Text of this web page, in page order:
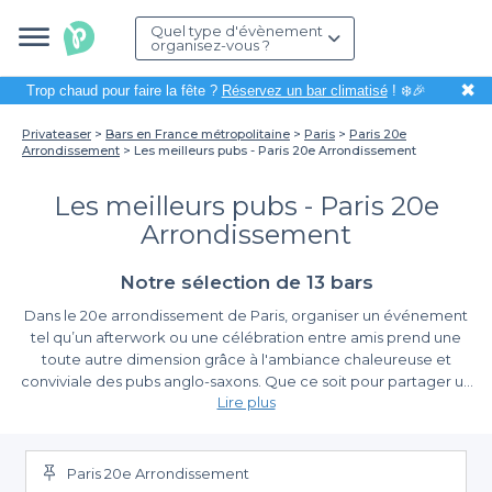
Quel type d'évènement
organisez-vous ?
Trop chaud pour faire la fête ? Réservez un bar climatisé! ❄️🎉 ✖
Privateaser Bars en France métropolitaine Paris
Paris 20e
Arrondissement
Les meilleurs pubs - Paris 20e Arrondissement
Les meilleurs pubs - Paris 20e
Arrondissement
Notre sélection de 13 bars
Dans le 20e arrondissement de Paris, organiser un événement
tel qu’un afterwork ou une célébration entre amis prend une
toute autre dimension grâce à l'ambiance chaleureuse et
conviviale des pubs anglo-saxons. Que ce soit pour partager un
moment autour d'une bière artisanale ou déguster des cocktails
privilégiés.
Réservez facilement avec Privateaser
En utilisant Privateaser, vous avez accès à une plateforme
Lire plus
Paris 20e Arrondissement